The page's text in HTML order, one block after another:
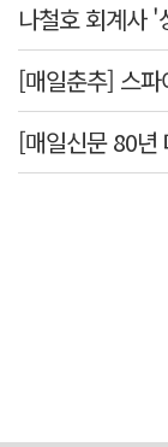
[매일춘추] 스